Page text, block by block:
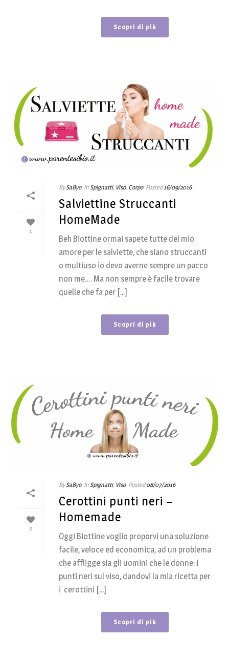
Scopri di più
1
By SaByo In Spignatti, Viso, Corpo Posted 16/09/2016
Salviettine Struccanti
HomeMade
Beh Biottine ormai sapete tutte del mio
amore per le salviette, che siano struccanti
o multiuso io devo averne sempre un pacco
non me…. Ma non sempre è facile trovare
quelle che fa per [...]
Scopri di più
0
By SaByo In Spignatti, Viso Posted 08/07/2016
Cerottini punti neri –
Homemade
Oggi Biottine voglio proporvi una soluzione
facile, veloce ed economica, ad un problema
che affligge sia gli uomini che le donne: i
punti neri sul viso, dandovi la mia ricetta per
i cerottini [...]
Scopri di più